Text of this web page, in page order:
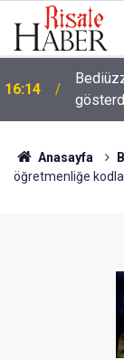
14:57
milyon
Anasayfa
öğretmenliğe